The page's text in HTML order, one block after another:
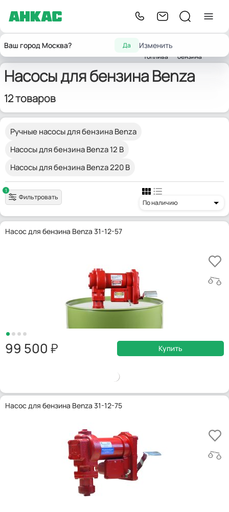
Ваш город Москва? Да Изменить
ГлавнаяНасосыНасосы для горюче-
для
топлива
бензина
Насосы для бензина Benza
12 товаров
Ручные насосы для бензина Benza
Насосы для бензина Benza 12 В
Насосы для бензина Benza 220 В
1
Фильтровать
По наличию
Насос для бензина Benza 31-12-57
99 500 Купить
Насос для бензина Benza 31-12-75